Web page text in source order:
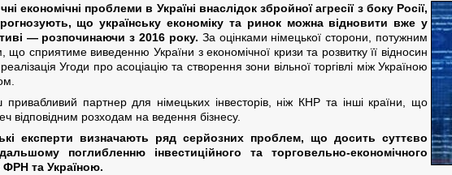
економічні проблеми в Україні внаслідок збройної агресії з боку Росії,
що українську економіку та ринок можна відновити вже у
— розпочинаючи з 2016 року. За оцінками німецької сторони, потужним
сприятиме виведенню України з економічної кризи та розвитку її відносин
Угоди про асоціацію та створення зони вільної торгівлі між Україною
партнер для німецьких інвесторів, ніж КНР та інші країни, що
відповідним розходам на ведення бізнесу.
експерти визначають ряд серйозних проблем, що досить суттєво
поглибленню інвестиційного та торговельно-економічного
ФРН та Україною.